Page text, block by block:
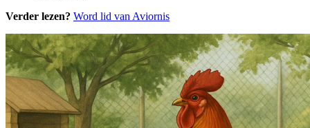
Verder lezen? Word lid van Aviornis